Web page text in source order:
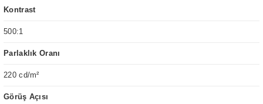
Kontrast
500:1
Parlaklık Oranı
220 cd/m²
Görüş Açısı